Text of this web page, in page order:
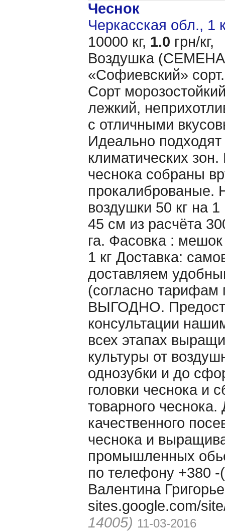
Чеснок
Черкасская обл., 1
10000 кг, 1.0 грн/кг,
Воздушка (CЕМЕНА
«Cофиевский»
Сорт
лежкий,
с отличными
Идеально
климатических
чеснока собраны
прокалиброваные.
воздушки 50 кг на
45 см из расчёта
га. Фасовка :
1 кг Доставка:
доставляем
(согласно тарифам
ВЫГОДНО.
консультации
всех этапах
культуры от
однозубки и до
головки чеснока и
товарного чеснока.
качественного
чеснока и
промышленных
по телефону +380
Валентина
sites.google.com/
14005) 11-03-2016